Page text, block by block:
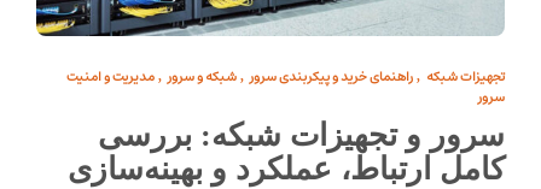
تجهیزات شبکه , راهنمای خرید و پیکربندی سرور , شبکه و سرور , مدیریت و امنیت
سرور
سرور و تجهیزات شبکه: بررسی
کامل ارتباط، عملکرد و بهینه‌سازی